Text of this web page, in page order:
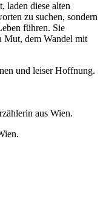
laden diese alten
zu suchen, sondern
führen. Sie
Mut, dem Wandel mit
und leiser Hoffnung.
aus Wien.